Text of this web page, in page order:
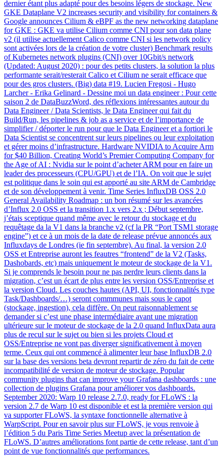
dernier étant plus adapté pour des besoins légers de stockage. New
GKE Dataplane V2 increases security and visibility for containers &
Google announces Cilium & eBPF as the new networking dataplane
for GKE : GKE va utilise Cilium comme CNI pour son data plane
v2 (il utilise actuellement Calico comme CNI si les network policy
sont activées lors de la création de votre cluster) Benchmark results
of Kubernetes network plugins (CNI) over 10Gbit/s network
(Updated: August 2020) : pour des petits clusters, la solution la plus
performante serait/resterait Calico et Cilium ne serait efficace que
pour des gros clusters. (Big) data #19. Lucien Fregosi - Hugo
Larcher - Erika Gelinard - Dessine moi un data engineer : Pour cette
saison 2 de DataBuzzWord, des réflexions intéressantes autour du
Data Engineer / Data Scientists, le Data Engineer qui fait du
Build/Run, les pipelines & job as a service et de l’importance de
simplifier / déporter le run pour que le Data Engineer et a fortiori le
Data Scientist se concentrent sur leurs pipelines ou leur exploitation
et gérer moins d’infrastructure. Hardware NVIDIA to Acquire Arm
for $40 Billion, Creating World’s Premier Computing Company for
the Age of AI : Nvidia sur le point d’acheter ARM pour en faire un
leader des processeurs (CPU/GPU) et de l’IA. On voit que le sujet
est politique dans le soin qui est apporté au site ARM de Cambridge
et de son développement à venir. Time Series InfluxDB OSS 2.0
General Availability Roadmap : un bon résumé sur les avancées
d’Influx 2.0 OSS et la transition 1.x vers 2.x ; Début septembre,
j’étais sceptique quand même avec le retour du stockage et du
requêtage da la V1 dans la branche v2 (cf la PR “Port TSM1 storage
engine”) et ce à un mois de la date de release prévue annoncés aux
Influxdays de Londres (ie fin septembre). Au final, la version 2.0
OSS et Entreprise auront les feautres “frontend” de la V2 (Tasks,
Dashobards, etc) mais uniquement le moteur de stockage de la V1.
Si je comprends le besoin pour ne pas perdre leurs clients dans la
migration, c’est un écart de plus entre les version OSS/Entreprise et
la version Cloud. Les couches hautes (API, UI, fonctionnalités type
Task/Dashboards/…) seront commmunes mais sous le capot
(stockage, ingestion), cela diffère. On peut raisonnablement se
demander si c’est une phase intermédiaire avant une migration
ultérieure sur le moteur de stockage de la 2.0 quand InfluxData aura
plus de recul sur le sujet ou bien si les projets Cloud et
OSS/Entreprise ne vont pas diverger significativement à moyen
terme. Ceux qui ont commencé à alimenter leur base InfluxDB 2.0
sur la base des versions beta devront repartir de zéro du fait de cette
incompatibilité de version de moteur de stockage. Popular
community plugins that can improve your Grafana dashboards : une
collection de plugins Grafana pour améliorer vos dashboards.
September 2020: Warp 10 release 2.7.0, ready for FLoWS : la
version 2.7 de Warp 10 est disponible et est la première version qui
va supporter FLoWS, la syntaxe fonctionnelle alternative à
WarpScript. Pour en savoir plus sur FLoWS, je vous renvoie à
l’édition 5 du Paris Time Series Meetup avec la présentation de
FLoWS. D’autres améliorations font partie de cette release, tant d’un
point de vue fonctionnalités que performances.